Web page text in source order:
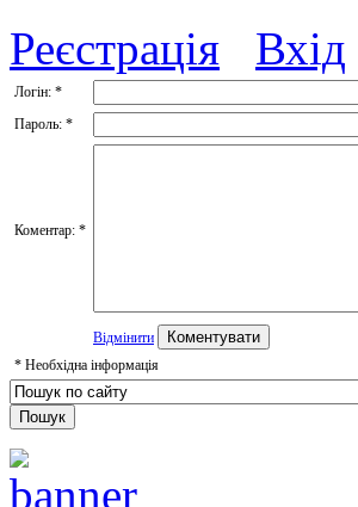
Реєстрація Вхід
Логін: *
Пароль: *
Коментар: *
Відмінити
* Необхідна інформація